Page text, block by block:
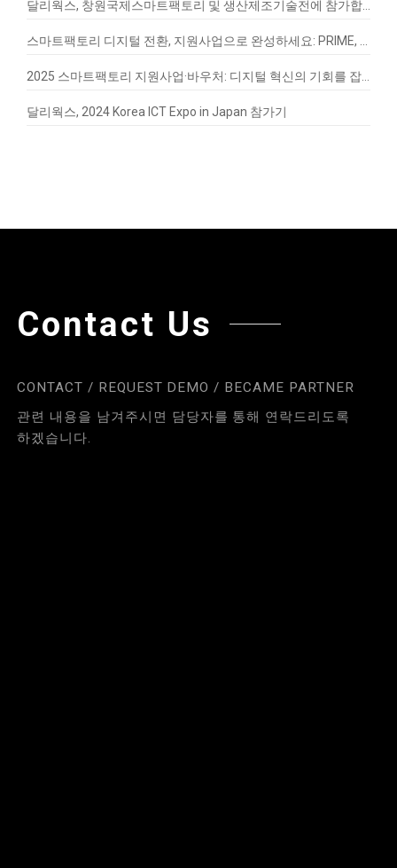
달리웍스, 2024 Korea ICT Expo in Japan 참가기
Contact Us
CONTACT / REQUEST DEMO / BECAME PARTNER
관련 내용을 남겨주시면 담당자를 통해 연락드리도록
하겠습니다.